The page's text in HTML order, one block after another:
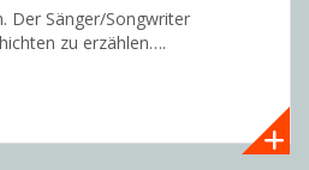
Der Sänger/Songwriter
zu erzählen….